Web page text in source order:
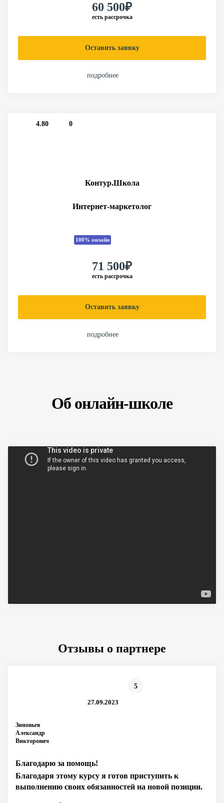
60 500₽
есть рассрочка
Оставить заявку
подробнее
4.80 0
Контур.Школа
Интернет‑маркетолог
100% онлайн
71 500₽
есть рассрочка
Оставить заявку
подробнее
Об онлайн-школе
Отзывы о партнере
Зиновьев
Александр
Викторович
5
27.09.2023
Благодарю за помощь!
Благодаря этому курсу я готов приступить к
выполнению своих обязанностей на новой позиции.